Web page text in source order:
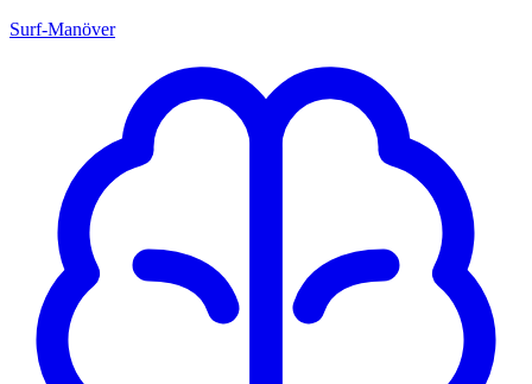
Surf-Manöver